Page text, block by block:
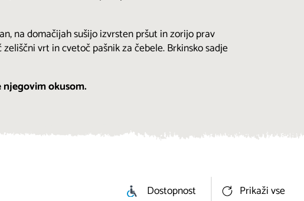
na domačijah sušijo izvrsten pršut in zorijo prav
vrt in cvetoč pašnik za čebele. Brkinsko sadje
okusom.
Dostopnost Prikaži vse